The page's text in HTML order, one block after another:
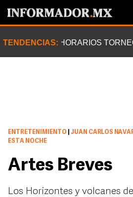
TENDENCIAS: HORARIOS
ENTRETENIMIENTO
JUAN CARLOS
ESTA NOCHE
Artes Breves
Los Horizontes y volcanes